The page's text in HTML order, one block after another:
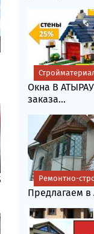
Окна В
заказа...
Предлагаем в
Ремонтно-